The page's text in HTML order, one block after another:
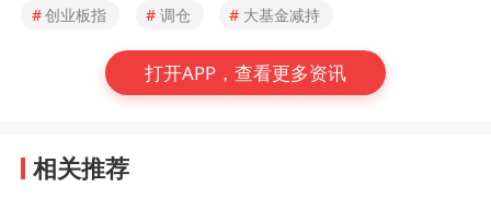
#创业板指 # 调仓 # 大基金减持
打开APP，查看更多资讯
相关推荐